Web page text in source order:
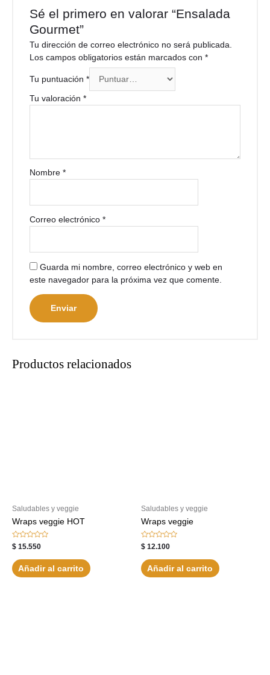
Sé el primero en valorar “Ensalada
Gourmet”
Tu dirección de correo electrónico no será publicada.
Los campos obligatorios están marcados con*
Tu puntuación*
Tu valoración*
Nombre*
Correo electrónico*
Guarda mi nombre, correo electrónico y web en
este navegador para la próxima vez que comente.
Productos relacionados
Saludables y veggie
Wraps veggie HOT
Valorado
con
de
5
$ 15.550
Añadir al carrito
Saludables y veggie
Wraps veggie
Valorado
con
de
5
$ 12.100
Añadir al carrito